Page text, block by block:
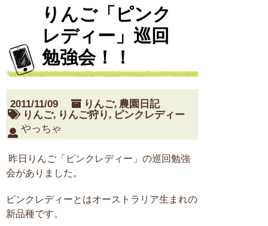
りんご「ピンク
レディー」巡回
勉強会！！
2011/11/09 りんご, 農園日記
りんご, りんご狩り, ピンクレディー
やっちゃ
昨日りんご「ピンクレディー」の巡回勉強
会がありました。
ピンクレディーとはオーストラリア生まれの
新品種です。